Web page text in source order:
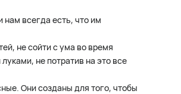
всегда есть, что им
не сойти с ума во время
не потратив на это все
Они созданы для того, чтобы